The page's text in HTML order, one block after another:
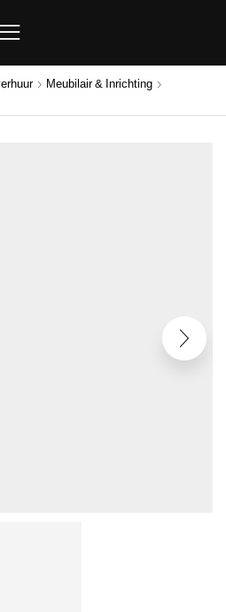
Meubilair & Inrichting